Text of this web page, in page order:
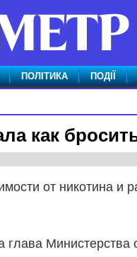
ПОЛІТИКА ПОДІЇ
как
от никотина и